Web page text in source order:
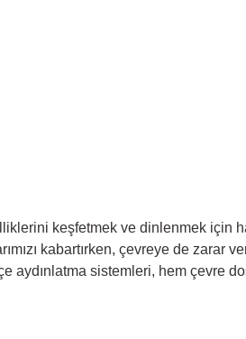
keşfetmek ve dinlenmek için
kabartırken, çevreye de zarar
aydınlatma sistemleri, hem çevre